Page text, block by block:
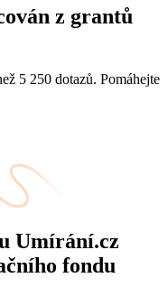
z grantů
5 250 dotazů. Pomáhejte
Umírání.cz
fondu